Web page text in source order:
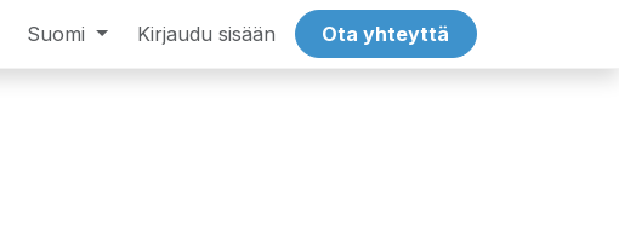
Työpaikat Tech Tapahtumat
Suomi Kirjaudu sisään Ota yhteyttä